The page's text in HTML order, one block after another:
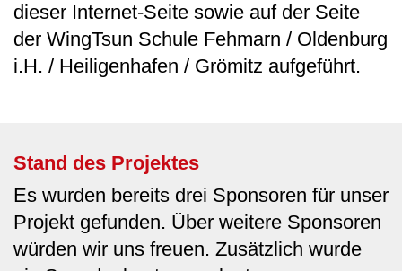
dieser Internet-Seite sowie auf der Seite
der WingTsun Schule Fehmarn / Oldenburg
i.H. / Heiligenhafen / Grömitz aufgeführt.
Stand des Projektes
Es wurden bereits drei Sponsoren für unser
Projekt gefunden. Über weitere Sponsoren
würden wir uns freuen. Zusätzlich wurde